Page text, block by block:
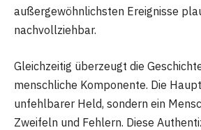
außergewöhnlichsten Ereignisse
nachvollziehbar.
Gleichzeitig überzeugt die
menschliche Komponente. Die
unfehlbarer Held, sondern ein
Zweifeln und Fehlern. Diese